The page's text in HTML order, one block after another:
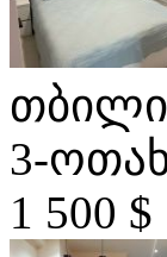
3-
1 500 $